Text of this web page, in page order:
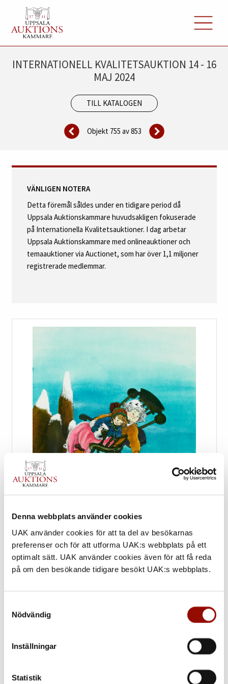
Denna webbplats använder cookies
UAK använder cookies för att ta del av besökarnas
preferenser och för att utforma UAK:s webbplats på ett
optimalt sätt. UAK använder cookies även för att få reda
på om den besökande tidigare besökt UAK:s webbplats.
Nödvändig
Inställningar
Statistik
INTERNATIONELL KVALITETSAUKTION 14 - 16
MAJ 2024
TILL KATALOGEN
Objekt 755 av853
VÄNLIGEN NOTERA
Detta föremål såldes under en tidigare period då
Uppsala Auktionskammare huvudsakligen fokuserade
på Internationella Kvalitetsauktioner. I dag arbetar
Uppsala Auktionskammare med onlineauktioner och
temaauktioner via Auctionet, som har över 1,1 miljoner
registrerade medlemmar.
850. ILON WIKLAND